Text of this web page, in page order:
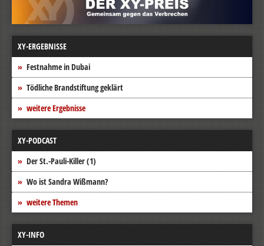
XY-ERGEBNISSE
Festnahme in Dubai
Tödliche Brandstiftung geklärt
weitere Ergebnisse
XY-PODCAST
Der St.-Pauli-Killer (1)
Wo ist Sandra Wißmann?
weitere Themen
XY-INFO